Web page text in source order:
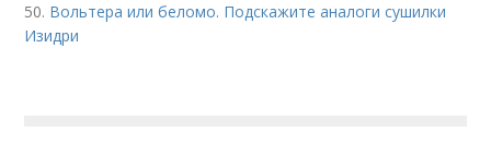
50. Вольтера или беломо. Подскажите аналоги сушилки
Изидри